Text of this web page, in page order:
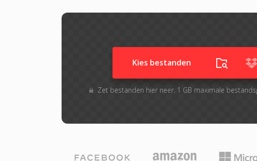
Kies bestanden
Zet bestanden hier neer. 1 GB maximale